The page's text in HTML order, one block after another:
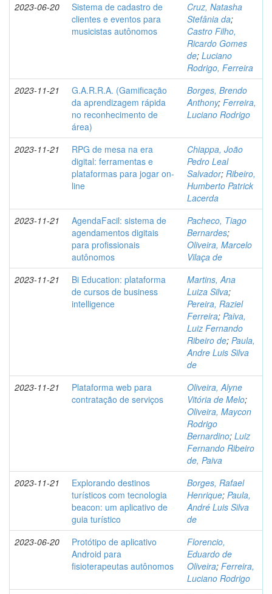
2023-06-20
Sistema de cadastro de
clientes e eventos para
musicistas autônomos
Cruz, Natasha
Stefânia da;
Castro Filho,
Ricardo Gomes
de; Luciano
Rodrigo, Ferreira
2023-11-21
G.A.R.R.A. (Gamificação
da aprendizagem rápida
no reconhecimento de
área)
Borges, Brendo
Anthony; Ferreira,
Luciano Rodrigo
2023-11-21
RPG de mesa na era
digital: ferramentas e
plataformas para jogar on-
line
Chiappa, João
Pedro Leal
Salvador; Ribeiro,
Humberto Patrick
Lacerda
2023-11-21
AgendaFacil: sistema de
agendamentos digitais
para profissionais
autônomos
Pacheco, Tiago
Bernardes;
Oliveira, Marcelo
Vilaça de
2023-11-21
Bi Education: plataforma
de cursos de business
intelligence
Martins, Ana
Luiza Silva;
Pereira, Raziel
Ferreira; Paiva,
Luiz Fernando
Ribeiro de; Paula,
Andre Luis Silva
de
2023-11-21
Plataforma web para
contratação de serviços
Oliveira, Alyne
Vitória de Melo;
Oliveira, Maycon
Rodrigo
Bernardino; Luiz
Fernando Ribeiro
de, Paiva
2023-11-21
Explorando destinos
turísticos com tecnologia
beacon: um aplicativo de
guia turístico
Borges, Rafael
Henrique; Paula,
André Luis Silva
de
2023-06-20
Protótipo de aplicativo
Android para
fisioterapeutas autônomos
Florencio,
Eduardo de
Oliveira; Ferreira,
Luciano Rodrigo